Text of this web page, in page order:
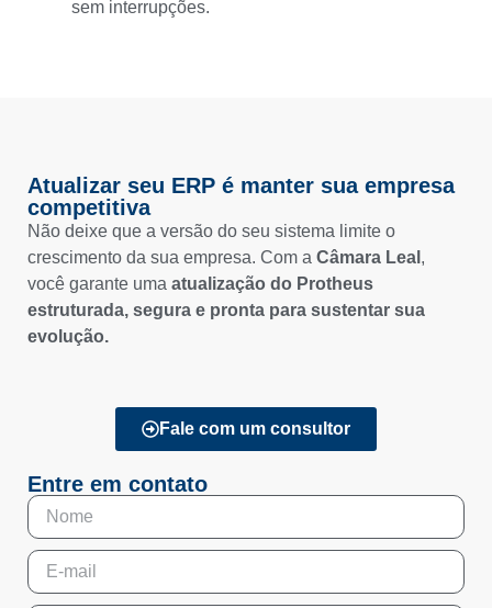
sem interrupções.
Atualizar seu ERP é manter sua empresa
competitiva
Não deixe que a versão do seu sistema limite o
crescimento da sua empresa. Com a Câmara Leal ,
você garante uma atualização do Protheus
estruturada, segura e pronta para sustentar sua
evolução.
Fale com um consultor
Entre em contato